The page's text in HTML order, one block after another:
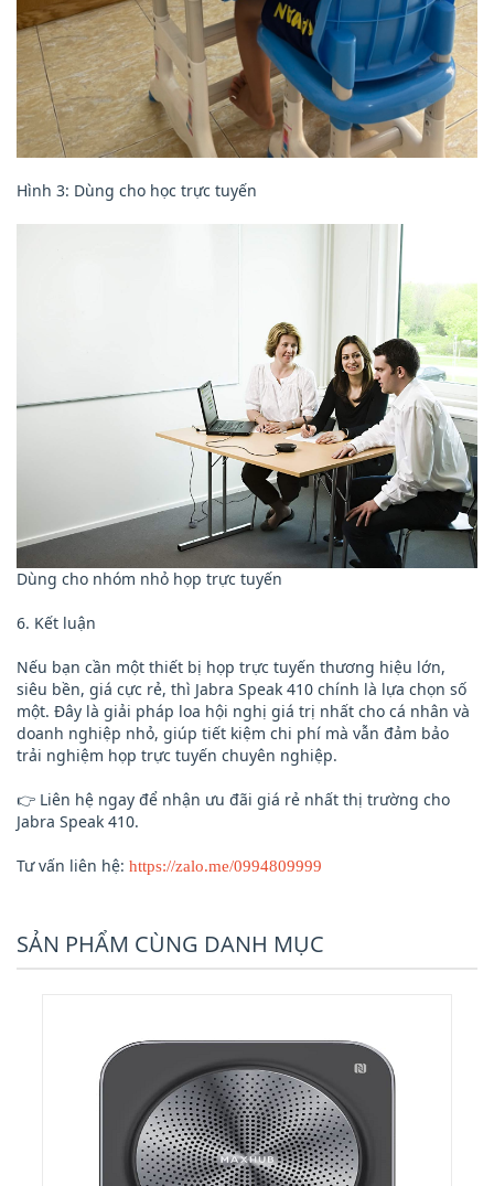
Hình 3: Dùng cho học trực tuyến
Dùng cho nhóm nhỏ họp trực tuyến
6. Kết luận
Nếu bạn cần một thiết bị họp trực tuyến thương hiệu lớn,
siêu bền, giá cực rẻ, thì Jabra Speak 410 chính là lựa chọn số
một. Đây là giải pháp loa hội nghị giá trị nhất cho cá nhân và
doanh nghiệp nhỏ, giúp tiết kiệm chi phí mà vẫn đảm bảo
trải nghiệm họp trực tuyến chuyên nghiệp.
👉 Liên hệ ngay để nhận ưu đãi giá rẻ nhất thị trường cho
Jabra Speak 410.
Tư vấn liên hệ: https://zalo.me/0994809999
SẢN PHẨM CÙNG DANH MỤC